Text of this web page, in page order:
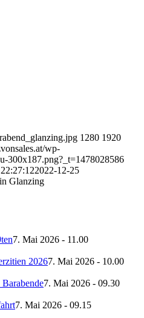
1280 1920
wp-
300x187.png?_t=1478028586
2022-12-25
Glanzing
7. Mai 2026 - 11.00
20267. Mai 2026 - 10.00
7. Mai 2026 - 09.30
7. Mai 2026 - 09.15